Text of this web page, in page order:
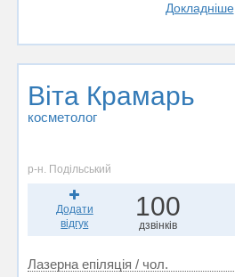
Докладніше
Віта Крамарь
косметолог
р-н. Подільський
Додати
відгук
100
дзвінків
Лазерна епіляція / чол.